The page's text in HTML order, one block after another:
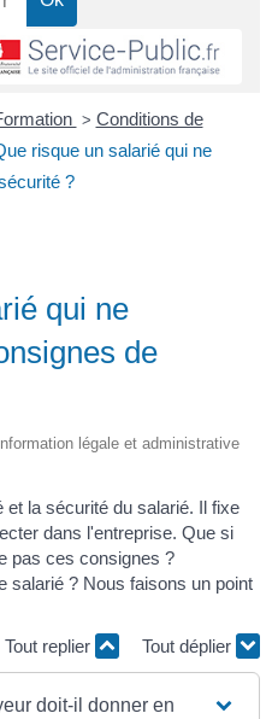
> Conditions de
risque un salarié qui ne
?
qui ne
de
légale et administrative
et la sécurité du salarié. Il fixe
dans l'entreprise. Que si
pas ces consignes ?
salarié ? Nous faisons un point
Tout replier
Tout déplier
doit-il donner en